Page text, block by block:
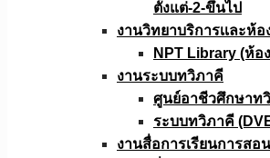
ตั้งแต่-2-ขึ้นไป
งานวิทยาบริการเเละห้
NPT Library (ห้
งานระบบทวิภาคี
ศูนย์อาชีวศึกษาท
ระบบทวิภาคี
งานสื่อการเรียนการสอน